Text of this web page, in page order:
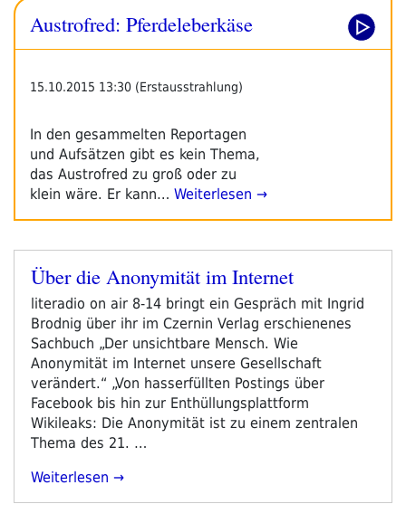
Austrofred: Pferdeleberkäse
15.10.2015 13:30 (Erstausstrahlung)
In den gesammelten Reportagen
und Aufsätzen gibt es kein Thema,
das Austrofred zu groß oder zu
klein wäre. Er kann… Weiterlesen →
Veröffentlicht
Über die Anonymität im Internet
literadio on air 8-14 bringt ein Gespräch mit Ingrid
Brodnig über ihr im Czernin Verlag erschienenes
Sachbuch „Der unsichtbare Mensch. Wie
Anonymität im Internet unsere Gesellschaft
verändert.“ „Von hasserfüllten Postings über
Facebook bis hin zur Enthüllungsplattform
Wikileaks: Die Anonymität ist zu einem zentralen
Thema des 21. …
„Über
Weiterlesen